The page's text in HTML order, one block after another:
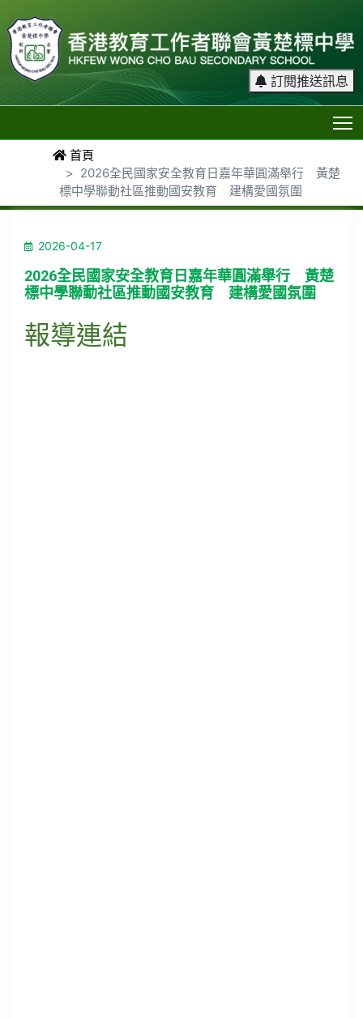
訂閱推送訊息
首頁
2026全民國家安全教育日嘉年華圓滿舉行 黃楚
標中學聯動社區推動國安教育 建構愛國氛圍
2026-04-17
2026全民國家安全教育日嘉年華圓滿舉行 黃楚
標中學聯動社區推動國安教育 建構愛國氛圍
報導連結